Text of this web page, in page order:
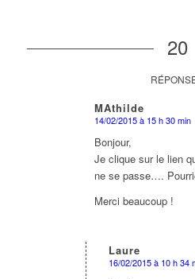
20
MAthilde
dit
14/02/2015 à 15 h 30 min
Bonjour,
Je clique sur le lien
ne se passe….
Merci beaucoup !
Laure
dit
16/02/2015 à 10 h 34